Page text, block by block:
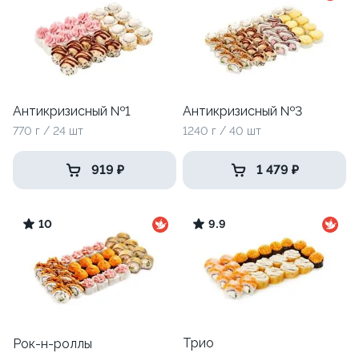
Антикризисный №1
770 г / 24 шт
919 ₽
Антикризисный №3
1240 г / 40 шт
1 479 ₽
10
Рок-н-роллы
9.9
Трио